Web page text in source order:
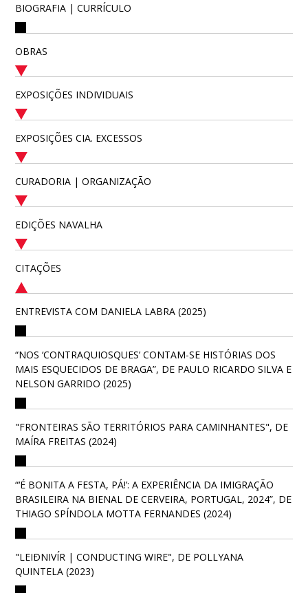
BIOGRAFIA | CURRÍCULO
OBRAS
EXPOSIÇÕES INDIVIDUAIS
EXPOSIÇÕES CIA. EXCESSOS
CURADORIA | ORGANIZAÇÃO
EDIÇÕES NAVALHA
CITAÇÕES
ENTREVISTA COM DANIELA LABRA (2025)
“NOS ‘CONTRAQUIOSQUES’ CONTAM-SE HISTÓRIAS DOS
MAIS ESQUECIDOS DE BRAGA”, DE PAULO RICARDO SILVA E
NELSON GARRIDO (2025)
"FRONTEIRAS SÃO TERRITÓRIOS PARA CAMINHANTES", DE
MAÍRA FREITAS (2024)
“‘É BONITA A FESTA, PÁ!’: A EXPERIÊNCIA DA IMIGRAÇÃO
BRASILEIRA NA BIENAL DE CERVEIRA, PORTUGAL, 2024”, DE
THIAGO SPÍNDOLA MOTTA FERNANDES (2024)
"LEIÐNIVÍR | CONDUCTING WIRE", DE POLLYANA
QUINTELA (2023)